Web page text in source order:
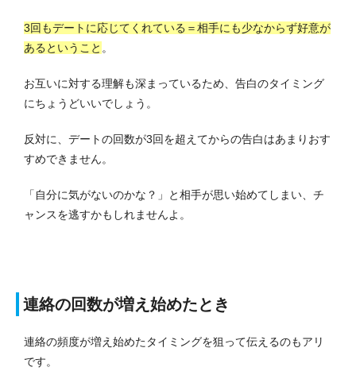
3回もデートに応じてくれている＝相手にも少なからず好意が
あるということ 。
お互いに対する理解も深まっているため、告白のタイミング
にちょうどいいでしょう。
反対に、デートの回数が3回を超えてからの告白はあまりおす
すめできません。
「自分に気がないのかな？」と相手が思い始めてしまい、チ
ャンスを逃すかもしれませんよ。
連絡の回数が増え始めたとき
連絡の頻度が増え始めたタイミングを狙って伝えるのもアリ
です。